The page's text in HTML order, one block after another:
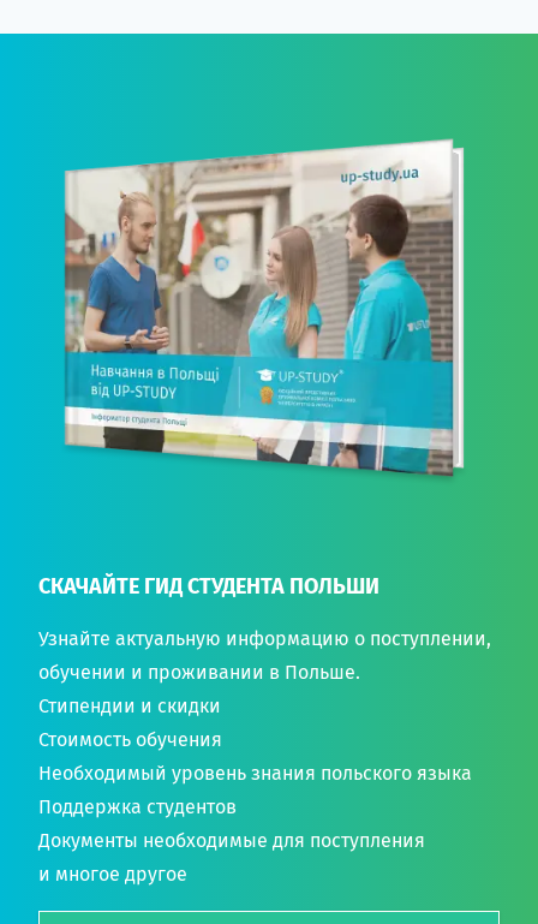
СКАЧАЙТЕ ГИД СТУДЕНТА ПОЛЬШИ
Узнайте актуальную информацию о поступлении,
обучении и проживании в Польше.
Стипендии и скидки
Стоимость обучения
Необходимый уровень знания польского языка
Поддержка студентов
Документы необходимые для поступления
и многое другое